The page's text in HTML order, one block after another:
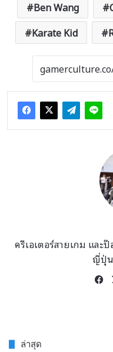
Ben Wang
Karate Kid
ครีเอเตอร์สายเกม และ
ญี่ปุ่น
ล่าสุด